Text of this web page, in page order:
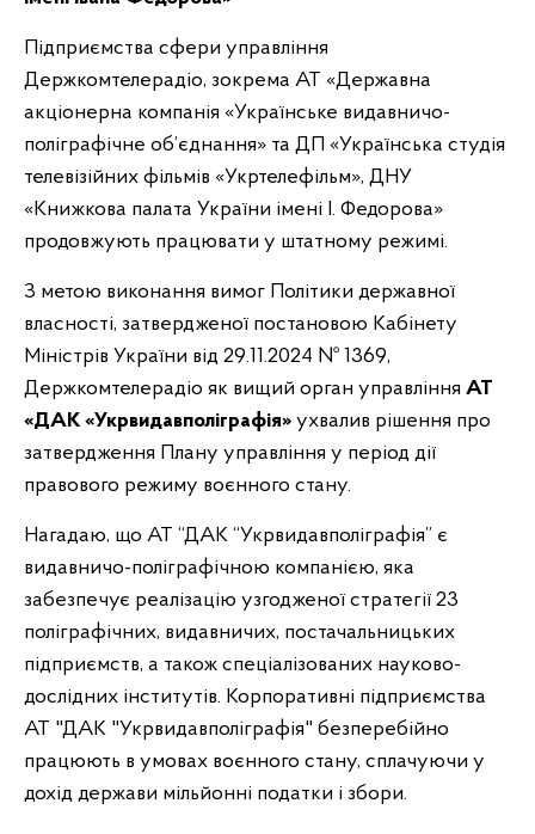
Підприємства сфери управління
Держкомтелерадіо, зокрема АТ «Державна
акціонерна компанія «Українське видавничо-
поліграфічне об’єднання» та ДП «Українська студія
телевізійних фільмів «Укртелефільм», ДНУ
«Книжкова палата України імені І. Федорова»
продовжують працювати у штатному режимі.
З метою виконання вимог Політики державної
власності, затвердженої постановою Кабінету
Міністрів України від 29.11.2024 № 1369,
Держкомтелерадіо як вищий орган управління АТ
«ДАК «Укрвидавполіграфія» ухвалив рішення про
затвердження Плану управління у період дії
правового режиму воєнного стану.
Нагадаю, що АТ “ДАК “Укрвидавполіграфія” є
видавничо-поліграфічною компанією, яка
забезпечує реалізацію узгодженої стратегії 23
поліграфічних, видавничих, постачальницьких
підприємств, а також спеціалізованих науково-
дослідних інститутів. Корпоративні підприємства
АТ "ДАК "Укрвидавполіграфія" безперебійно
працюють в умовах воєнного стану, сплачуючи у
дохід держави мільйонні податки і збори.